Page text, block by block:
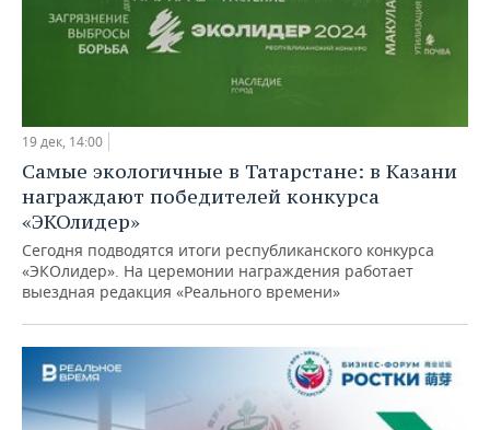
19 дек, 14:00
Самые экологичные в Татарстане: в Казани
награждают победителей конкурса
«ЭКОлидер»
Сегодня подводятся итоги республиканского конкурса
«ЭКОлидер». На церемонии награждения работает
выездная редакция «Реального времени»